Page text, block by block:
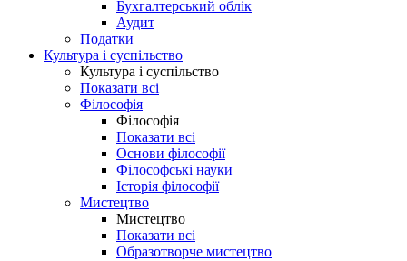
Бухгалтерський облік
Аудит
Податки
Культура і суспільство
Культура і суспільство
Показати всі
Філософія
Філософія
Показати всі
Основи філософії
Філософські науки
Історія філософії
Мистецтво
Мистецтво
Показати всі
Образотворче мистецтво